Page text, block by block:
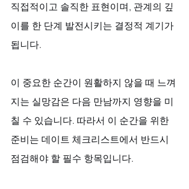
직접적이고 솔직한 표현이며, 관계의 깊
이를 한 단계 발전시키는 결정적 계기가
됩니다.
이 중요한 순간이 원활하지 않을 때 느껴
지는 실망감은 다음 만남까지 영향을 미
칠 수 있습니다. 따라서 이 순간을 위한
준비는 데이트 체크리스트에서 반드시
점검해야 할 필수 항목입니다.